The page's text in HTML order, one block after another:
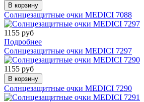
В корзину
Солнцезащитные очки MEDICI 7088
1155 руб
Подробнее
Солнцезащитные очки MEDICI 7297
1155 руб
В корзину
Солнцезащитные очки MEDICI 7290